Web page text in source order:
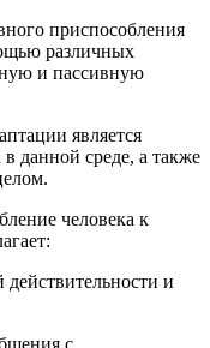
приспособления
различных
и пассивную
является
данной среде, а также
человека к
и
с